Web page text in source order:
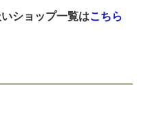
ショップ一覧はこちら